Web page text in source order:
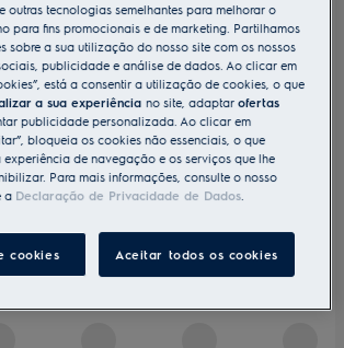
outras tecnologias semelhantes para melhorar o
para fins promocionais e de marketing. Partilhamos
sobre a sua utilização do nosso site com os nossos
publicidade e análise de dados. Ao clicar em
está a consentir a utilização de cookies, o que
a sua experiênciano site, adaptarofertas
publicidade personalizada. Ao clicar em
bloqueia os cookies não essenciais, o que
de navegação e os serviços que lhe
Para mais informações, consulte o nosso
a Declaração de Privacidade de Dados.
cookies Aceitar todos os cookies